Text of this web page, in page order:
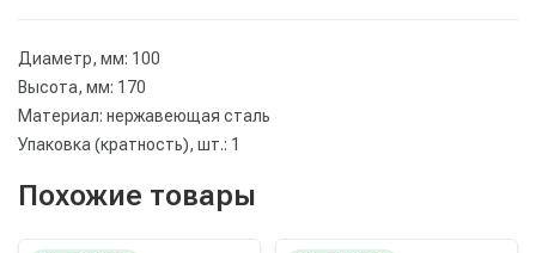
Диаметр, мм: 100
Высота, мм: 170
Материал: нержавеющая сталь
Упаковка (кратность), шт.: 1
Похожие товары